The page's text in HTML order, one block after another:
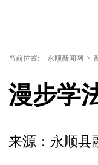
当前位置: 永顺新闻网 >
漫步学
来源：永顺县